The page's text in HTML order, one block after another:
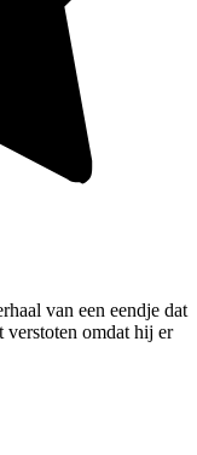
van een eendje dat
omdat hij er